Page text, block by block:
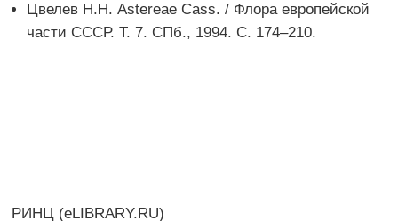
Цвелев Н.Н. Astereae Cass. / Флора европейской
части СССР. Т. 7. СПб., 1994. С. 174–210.
РИНЦ (eLIBRARY.RU)